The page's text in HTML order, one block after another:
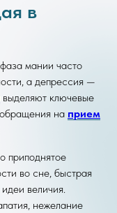
в
мании часто
а депрессия —
выделяют ключевые
на прием
приподнятое
во сне, быстрая
величия.
нежелание